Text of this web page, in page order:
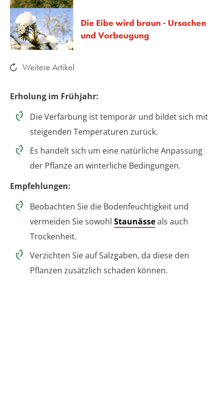
Die Eibe wird braun - Ursachen
und Vorbeugung
Weitere Artikel
Erholung im Frühjahr:
Die Verfärbung ist temporär und bildet sich mit
steigenden Temperaturen zurück.
Es handelt sich um eine natürliche Anpassung
der Pflanze an winterliche Bedingungen.
Empfehlungen:
Beobachten Sie die Bodenfeuchtigkeit und
vermeiden Sie sowohl Staunässeals auch
Trockenheit.
Verzichten Sie auf Salzgaben, da diese den
Pflanzen zusätzlich schaden können.